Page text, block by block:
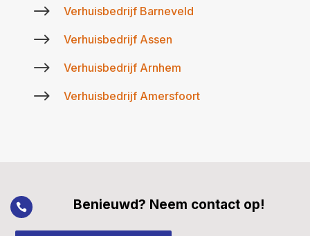
$ Verhuisbedrijf Barneveld
$ Verhuisbedrijf Assen
$ Verhuisbedrijf Arnhem
$ Verhuisbedrijf Amersfoort
 Benieuwd? Neem contact op!